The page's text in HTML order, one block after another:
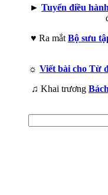
► Tuyển điều
♥ Ra mắt Bộ sưu
☼ Viết bài cho Từ
♫ Khai trương